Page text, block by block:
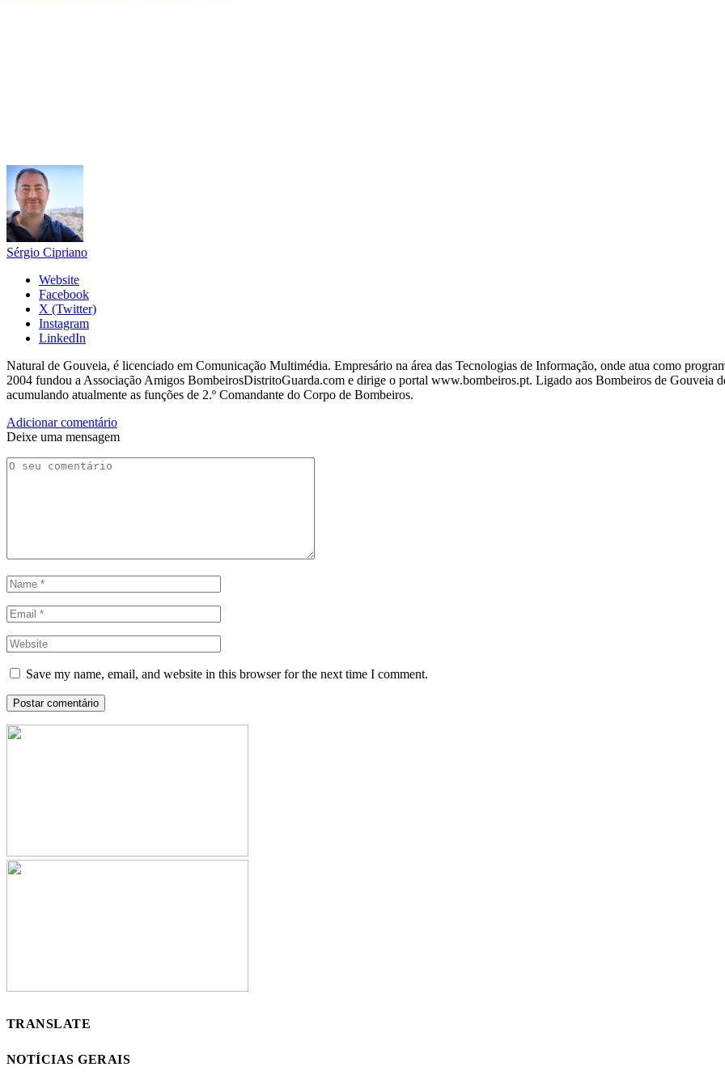
Sérgio Cipriano
Website
Facebook
X (Twitter)
Instagram
LinkedIn
Natural de Gouveia, é licenciado em Comunicação Multimédia. Empresário na área das Tecnologias de Informação, onde atua como
2004 fundou a Associação Amigos BombeirosDistritoGuarda.com e dirige o portal www.bombeiros.pt. Ligado aos Bombeiros de Gouveia
acumulando atualmente as funções de 2.º Comandante do Corpo de Bombeiros.
Adicionar comentário
Deixe uma mensagem
Save my name, email, and website in this browser for the next time I comment.
TRANSLATE
NOTÍCIAS GERAIS